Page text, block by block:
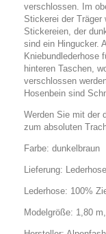
verschlossen. Im
Stickerei der Träger
Stickereien, der
sind ein Hingucker.
Kniebundlederhose
hinteren Taschen,
verschlossen
Hosenbein sind
Werden Sie mit der
zum absoluten
Farbe: dunkelbraun
Lieferung:
Lederhose: 100%
Modelgröße: 1,80